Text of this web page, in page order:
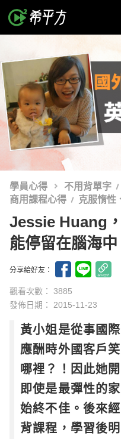
學員心得 不用背單字
商用課程心得
克服惰性
Jessie Huang
能停留在腦海中
分享給好友：
觀看次數： 3885
發佈日期： 2015-11-23
黃小姐是從事國
應酬時外國客戶
哪裡？！因此她
即使是最彈性的
始終不佳。後來
背課程，學習後